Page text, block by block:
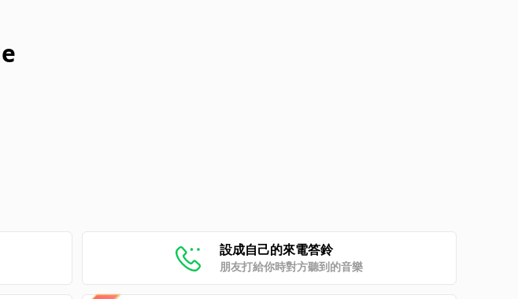
設成自己的來電答鈴
朋友打給你時對方聽到的音樂